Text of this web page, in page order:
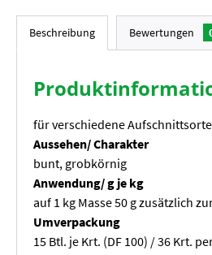
Beschreibung Bewertungen
für verschiedene
Aussehen/ Charakter
bunt, grobkörnig
Anwendung/ g je kg
auf 1 kg Masse 50 g zusätzlich
Umverpackung
15 Btl. je Krt. (DF 100) / 36 Krt.